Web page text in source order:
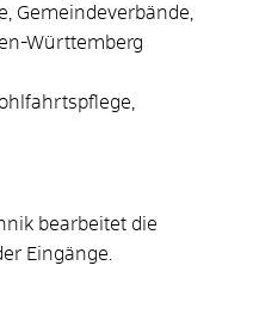
Gemeindeverbände,
Württemberg
bearbeitet die
Eingänge.